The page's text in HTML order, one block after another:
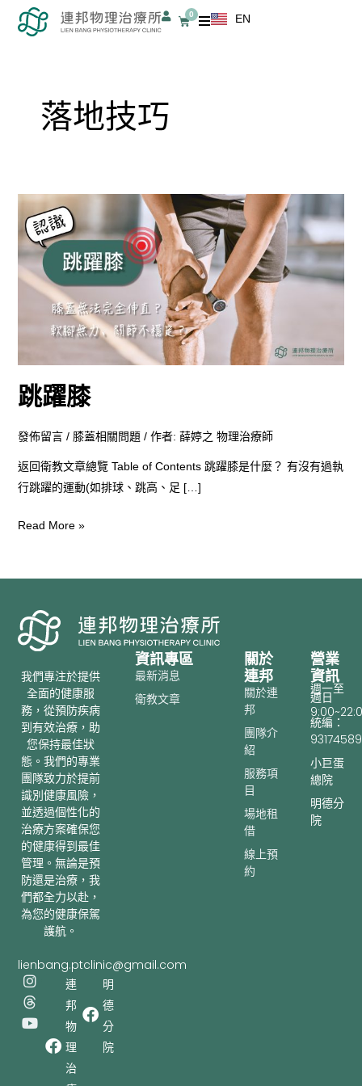
0
購
EN
落地技巧
跳躍膝
發佈留言 / 膝蓋相關問題/ 作者: 薛婷之 物理治療師
返回衛教文章總覽 Table of Contents 跳躍膝是什麼？ 有沒有過執
行跳躍的運動(如排球、跳高、足 […]
跳
躍
Read More »
我們專注於提供
全面的健康服
務，從預防疾病
到有效治療，助
您保持最佳狀
態。我們的專業
團隊致力於提前
識別健康風險，
並透過個性化的
治療方案確保您
的健康得到最佳
管理。無論是預
防還是治療，我
們都全力以赴，
為您的健康保駕
護航。
lienbang.ptclinic@gmail.com
I
n
s
t
T
h
r
e
Y
o
u
t
連
邦
物
理
治
明
德
分
院
營業
資訊
週一至
週日
統編：
93174589
小巨蛋
總院
明德分
院
關於
連邦
關於連
邦
團隊介
紹
服務項
目
場地租
借
線上預
約
資訊專區
最新消息
衛教文章